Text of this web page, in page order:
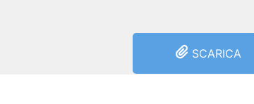
SCARICA